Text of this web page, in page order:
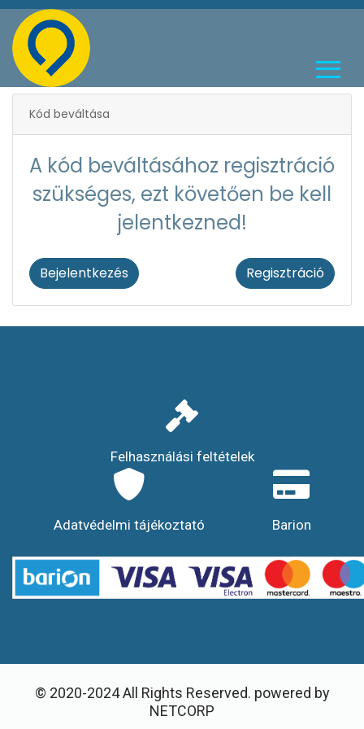
Kód beváltása
A kód beváltásához regisztráció
szükséges, ezt követően be kell
jelentkezned!
Bejelentkezés Regisztráció
Felhasználási feltételek
Adatvédelmi tájékoztató Barion
© 2020-2024 All Rights Reserved. powered by
NETCORP